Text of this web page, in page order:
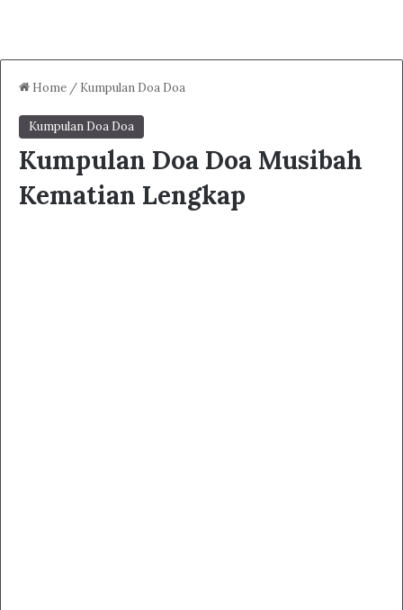
Home / Kumpulan Doa Doa
Kumpulan Doa Doa
Kumpulan Doa Doa Musibah
Kematian Lengkap